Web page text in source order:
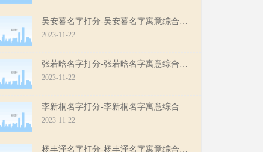
2023-11-22
2023-11-22
2023-11-22